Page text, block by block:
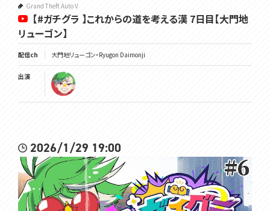
Grand Theft Auto V
【#ガチグラ 】これからの道を考える漢 7日目【大門地
リューゴン】
配信ch 大門地リューゴン・Ryugon Daimonji
出演
2026/1/29 19:00